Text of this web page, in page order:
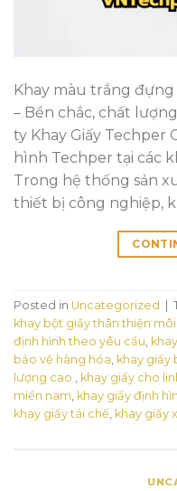
Khay màu trắng
– Bền chắc, chất
ty Khay Giấy Techper
hình Techper tại các
Trong hệ thống sản
thiết bị công nghiệp,
Posted in Uncategorized
khay bột giấy thân thiện
định hình theo yêu cầu,
bảo vệ hàng hóa, khay giấy
lượng cao., khay giấy cho
miền nam, khay giấy định
khay giấy tái chế, khay giấy